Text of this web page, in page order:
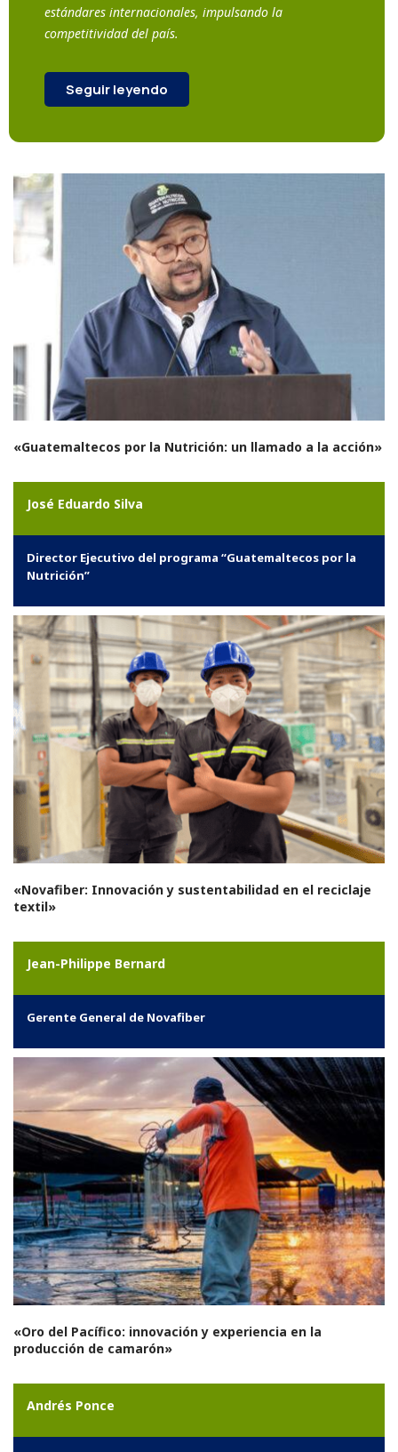
estándares internacionales, impulsando la
competitividad del país.
Seguir leyendo
«Guatemaltecos por la Nutrición: un llamado a la acción»
José Eduardo Silva
Director Ejecutivo del programa “Guatemaltecos por la
Nutrición”
«Novafiber: Innovación y sustentabilidad en el reciclaje
textil»
Jean-Philippe Bernard
Gerente General de Novafiber
«Oro del Pacífico: innovación y experiencia en la
producción de camarón»
Andrés Ponce